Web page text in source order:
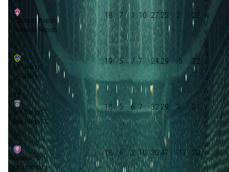
Colorado Rapids
Colorado Rapids
18 7 1 10 27:25 2 22
21
LA Galaxy
LA Galaxy
19 5 7 7 24:29 -5 22
22
San Diego FC
San Diego FC
18 5 6 7 32:29 3 21
23
Orlando City
Orlando City
18 6 2 10 30:47 -17 20